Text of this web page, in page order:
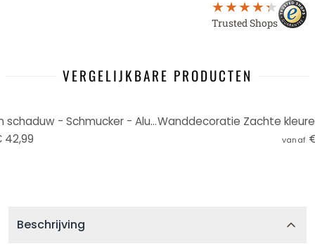
Trusted Shops
VERGELIJKBARE PRODUCTEN
Wanddecoratie Amber licht en schaduw - Schmucker - Alu-Dibond Rond
42,99
vanaf
Beschrijving